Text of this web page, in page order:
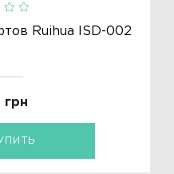
Ruihua ISD-002
грн